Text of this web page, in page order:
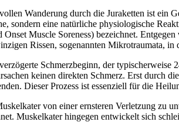
Wanderung durch die Juraketten ist ein
sondern eine natürliche physiologische
Muscle Soreness) bezeichnet.
Rissen, sogenannten Mikrotraumata,
Schmerzbeginn, der
keinen direkten Schmerz. Erst durch
Dieser Prozess ist essenziell für die
von einer ernsteren Verletzung zu
Muskelkater hingegen entwickelt sich